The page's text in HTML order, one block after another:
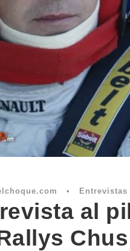
• Entrevistas
al
Chus